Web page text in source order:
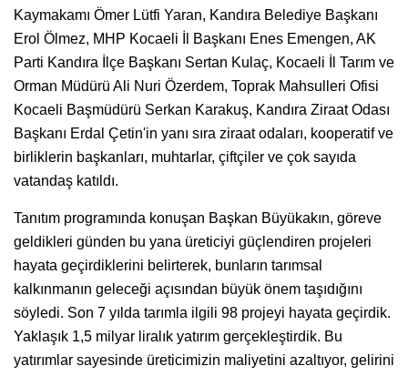
Kaymakamı Ömer Lütfi Yaran, Kandıra Belediye Başkanı
Erol Ölmez, MHP Kocaeli İl Başkanı Enes Emengen, AK
Parti Kandıra İlçe Başkanı Sertan Kulaç, Kocaeli İl Tarım ve
Orman Müdürü Ali Nuri Özerdem, Toprak Mahsulleri Ofisi
Kocaeli Başmüdürü Serkan Karakuş, Kandıra Ziraat Odası
Başkanı Erdal Çetin'in yanı sıra ziraat odaları, kooperatif ve
birliklerin başkanları, muhtarlar, çiftçiler ve çok sayıda
vatandaş katıldı.
Tanıtım programında konuşan Başkan Büyükakın, göreve
geldikleri günden bu yana üreticiyi güçlendiren projeleri
hayata geçirdiklerini belirterek, bunların tarımsal
kalkınmanın geleceği açısından büyük önem taşıdığını
söyledi. Son 7 yılda tarımla ilgili 98 projeyi hayata geçirdik.
Yaklaşık 1,5 milyar liralık yatırım gerçekleştirdik. Bu
yatırımlar sayesinde üreticimizin maliyetini azaltıyor, gelirini